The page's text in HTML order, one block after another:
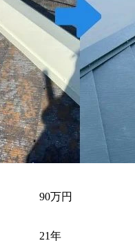
90万円
21年